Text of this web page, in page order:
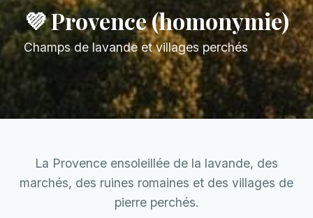
💜 Provence (homonymie)
Champs de lavande et villages perchés
La Provence ensoleillée de la lavande, des
marchés, des ruines romaines et des villages de
pierre perchés.